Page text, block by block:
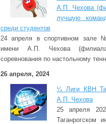
А.П. Чехова
лучшую
среди студентов
24 апреля в спортивном зале №
имени А.П. Чехова
соревнования по настольному
26 апреля, 2024
¼ Лиги КВН
А.П. Чехова
25 апреля
Таганрогском